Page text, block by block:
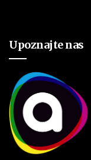
Upoznajte nas